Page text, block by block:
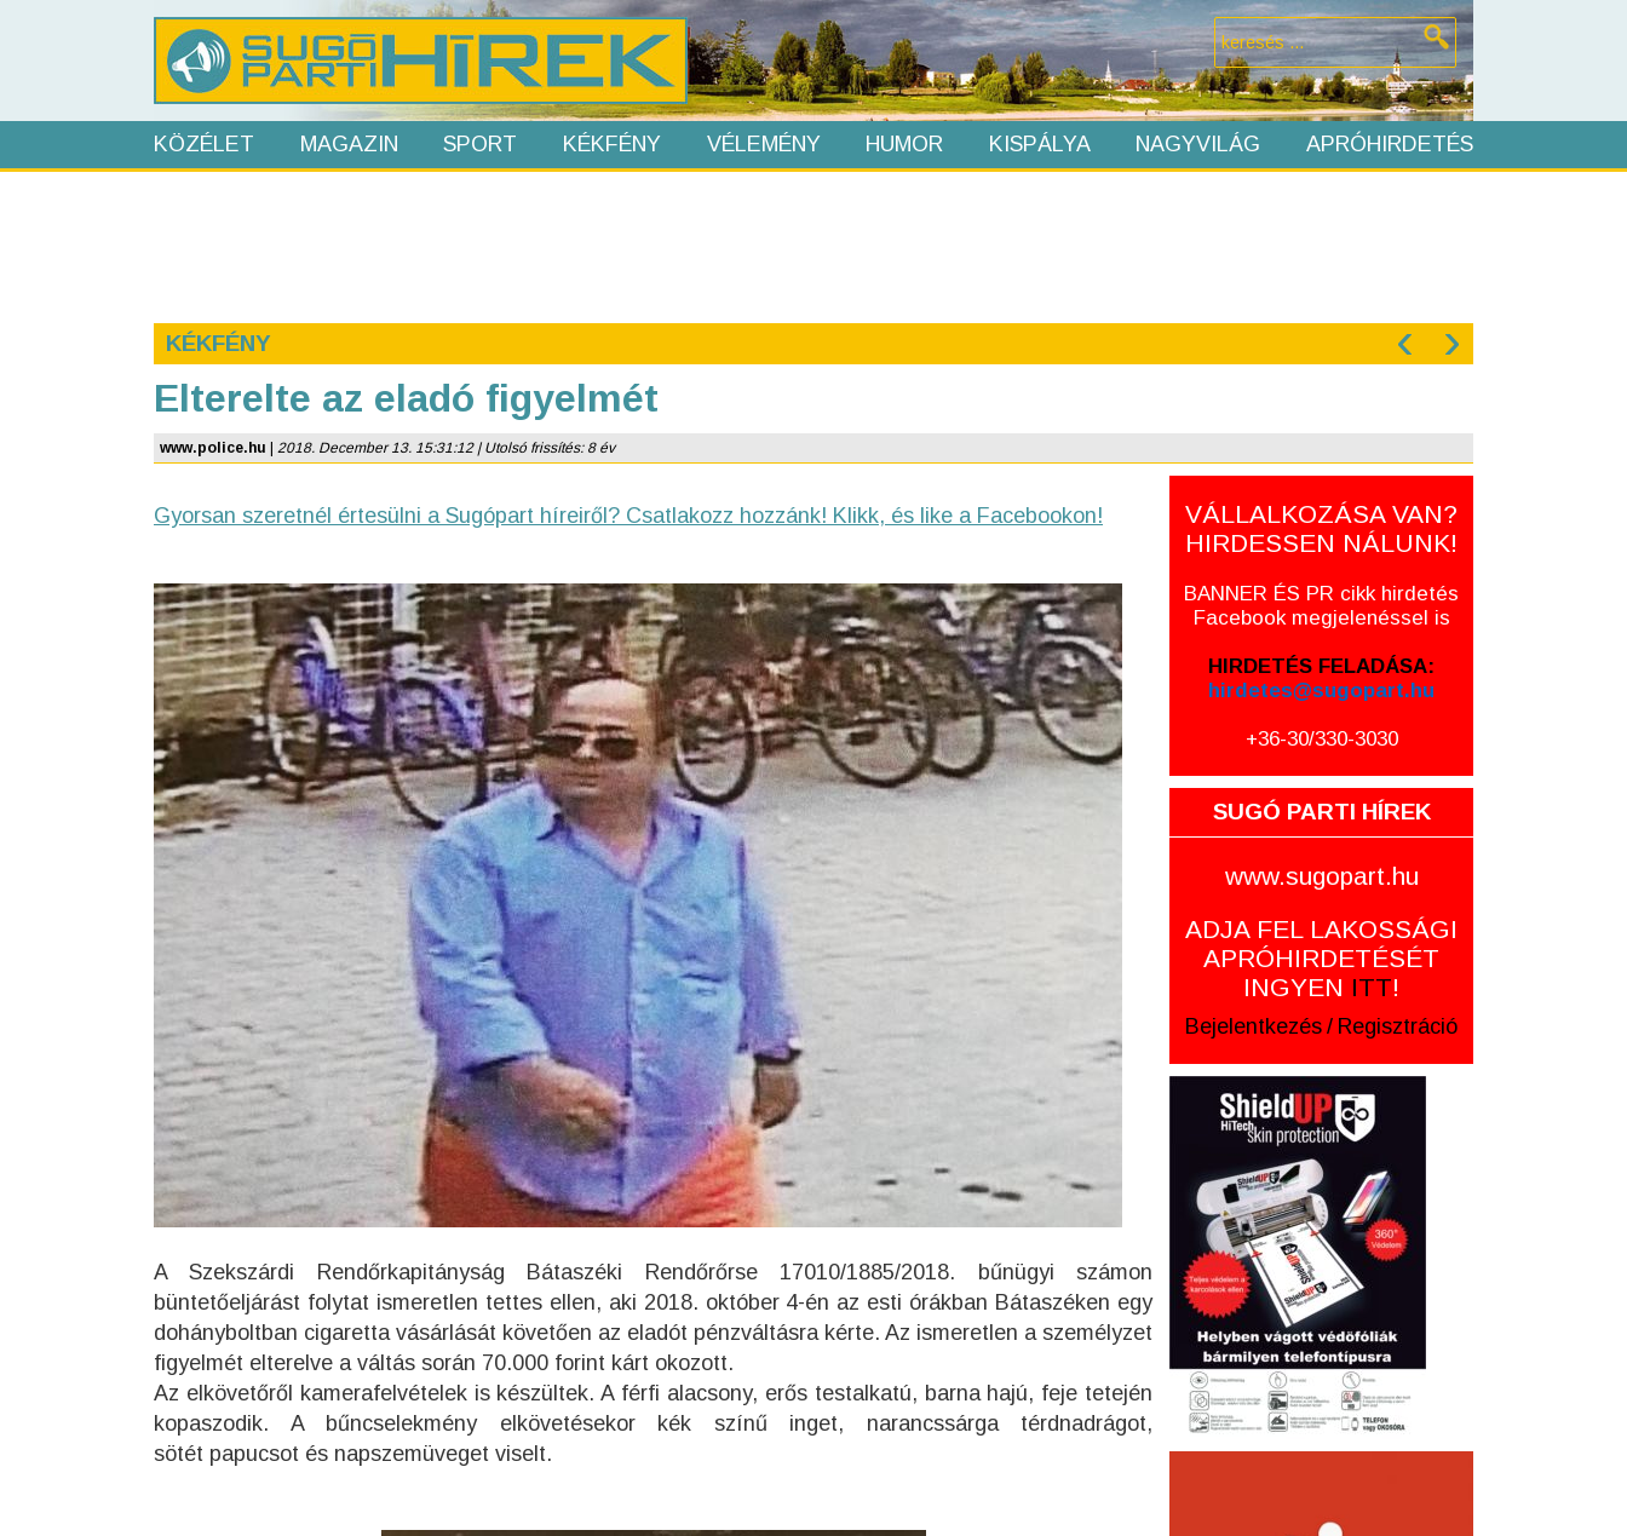
KÖZÉLET MAGAZIN SPORT KÉKFÉNY VÉLEMÉNY HUMOR KISPÁLYA NAGYVILÁG APRÓHIRDETÉS
KÉKFÉNY ‹ ›
Elterelte az eladó figyelmét
www.police.hu 2018. December 13. 15:31:12 | Utolsó frissítés: 8 év
Gyorsan szeretnél értesülni a Sugópart híreiről? Csatlakozz hozzánk! Klikk, és like a Facebookon!
A Szekszárdi Rendőrkapitányság Bátaszéki Rendőrőrse 17010/1885/2018. bűnügyi számon
büntetőeljárást folytat ismeretlen tettes ellen, aki 2018. október 4-én az esti órákban Bátaszéken egy
dohányboltban cigaretta vásárlását követően az eladót pénzváltásra kérte. Az ismeretlen a személyzet
figyelmét elterelve a váltás során 70.000 forint kárt okozott.
Az elkövetőről kamerafelvételek is készültek. A férfi alacsony, erős testalkatú, barna hajú, feje tetején
kopaszodik. A bűncselekmény elkövetésekor kék színű inget, narancssárga térdnadrágot,
sötét papucsot és napszemüveget viselt.
VÁLLALKOZÁSA VAN?
HIRDESSEN NÁLUNK!
BANNER ÉS PR cikk hirdetés
Facebook megjelenéssel is
HIRDETÉS FELADÁSA:
hirdetes@sugopart.hu
+36-30/330-3030
SUGÓ PARTI HÍREK
www.sugopart.hu
ADJA FEL LAKOSSÁGI
APRÓHIRDETÉSÉT
INGYEN ITT!
Bejelentkezés / Regisztráció